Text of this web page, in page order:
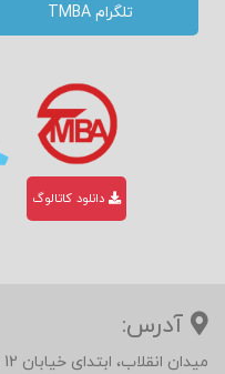
تلگرام TMBA
دانلود کاتالوگ
آدرس: